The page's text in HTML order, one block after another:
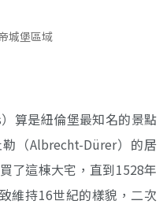
城堡區域
算是紐倫堡最知名的景點
（Albrecht-Dürer）的居
了這棟大宅，直到1528年
維持16世紀的樣貌，二次